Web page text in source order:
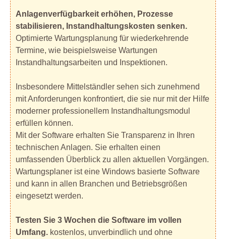
Anlagenverfügbarkeit erhöhen, Prozesse
stabilisieren, Instandhaltungskosten senken.
Optimierte Wartungsplanung für wiederkehrende
Termine, wie beispielsweise Wartungen
Instandhaltungsarbeiten und Inspektionen.
Insbesondere Mittelständler sehen sich zunehmend
mit Anforderungen konfrontiert, die sie nur mit der Hilfe
moderner professionellem Instandhaltungsmodul
erfüllen können.
Mit der Software erhalten Sie Transparenz in Ihren
technischen Anlagen. Sie erhalten einen
umfassenden Überblick zu allen aktuellen Vorgängen.
Wartungsplaner ist eine Windows basierte Software
und kann in allen Branchen und Betriebsgrößen
eingesetzt werden.
Testen Sie 3 Wochen die Software im vollen
Umfang. kostenlos, unverbindlich und ohne